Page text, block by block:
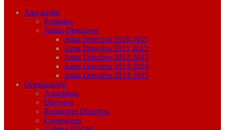
Asociación
Estatutos
Juntas Directivas
Junta Directiva 2010-2011
Junta Directiva 2011-2012
Junta Directiva 2012-2013
Junta Directiva 2013-2014
Junta Directiva 2014-2015
Organización
Asambleas
Directiva
Reuniones Directiva
Comisiones